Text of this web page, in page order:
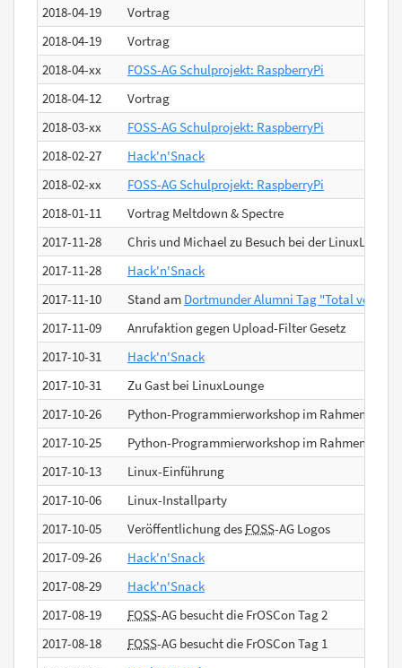
2018-04-19
Vortrag
2018-04-19
Vortrag
2018-04-xx
FOSS-AG Schulprojekt: RaspberryPi
2018-04-12
Vortrag
2018-03-xx
FOSS-AG Schulprojekt: RaspberryPi
2018-02-27
Hack'n'Snack
2018-02-xx
FOSS-AG Schulprojekt: RaspberryPi
2018-01-11
Vortrag Meltdown & Spectre
2017-11-28
Chris und Michael zu Besuch bei der LinuxLounge
2017-11-28
Hack'n'Snack
2017-11-10
Stand am Dortmunder Alumni Tag "Total
2017-11-09
Anrufaktion gegen Upload-Filter Gesetz
2017-10-31
Hack'n'Snack
2017-10-31
Zu Gast bei LinuxLounge
2017-10-26
Python-Programmierworkshop im Rahmen der
2017-10-25
Python-Programmierworkshop im Rahmen der
2017-10-13
Linux-Einführung
2017-10-06
Linux-Installparty
2017-10-05
Veröffentlichung des FOSS-AG Logos
2017-09-26
Hack'n'Snack
2017-08-29
Hack'n'Snack
2017-08-19
FOSS-AG besucht die FrOSCon Tag 2
2017-08-18
FOSS-AG besucht die FrOSCon Tag 1